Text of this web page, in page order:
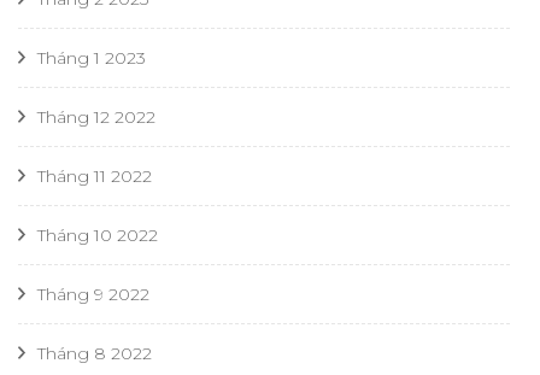
Tháng 1 2023
Tháng 12 2022
Tháng 11 2022
Tháng 10 2022
Tháng 9 2022
Tháng 8 2022